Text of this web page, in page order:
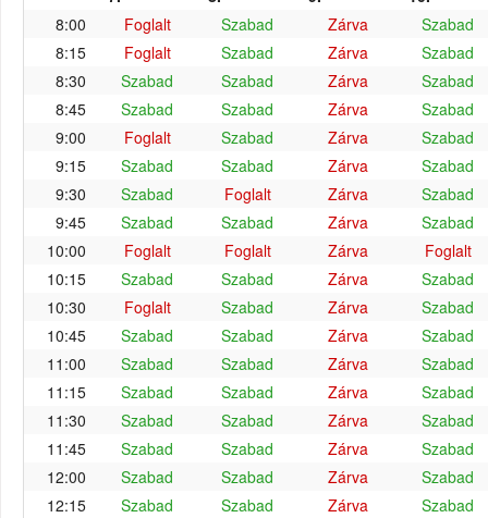
8:00
Foglalt Szabad Zárva
Szabad
8:15
Foglalt Szabad Zárva
Szabad
8:30
Szabad Szabad Zárva
Szabad
8:45
Szabad Szabad Zárva
Szabad
9:00
Foglalt Szabad Zárva
Szabad
9:15
Szabad Szabad Zárva
Szabad
9:30
Szabad Foglalt Zárva
Szabad
9:45
Szabad Szabad Zárva
Szabad
10:00
Foglalt Foglalt Zárva
Foglalt
10:15
Szabad Szabad Zárva
Szabad
10:30
Foglalt Szabad Zárva
Szabad
10:45
Szabad Szabad Zárva
Szabad
11:00
Szabad Szabad Zárva
Szabad
11:15
Szabad Szabad Zárva
Szabad
11:30
Szabad Szabad Zárva
Szabad
11:45
Szabad Szabad Zárva
Szabad
12:00
Szabad Szabad Zárva
Szabad
12:15
Szabad Szabad Zárva
Szabad